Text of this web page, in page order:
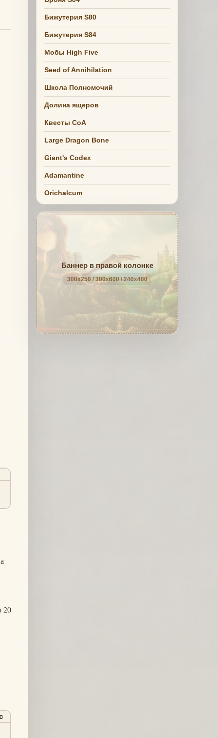
20
Бижутерия S80
Бижутерия S84
Мобы High Five
Seed of Annihilation
Школа Полномочий
Долина ящеров
Квесты СоА
Large Dragon Bone
Giant's Codex
Adamantine
Orichalcum
Баннер в правой колонке
300x250 / 300x600 / 240x400